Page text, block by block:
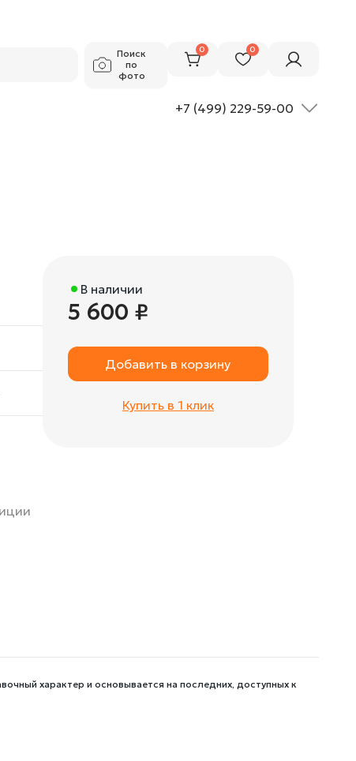
Поиск
по
фото
0 0
+7 (499) 229-59-00
В наличии
5 600 ₽
Добавить в корзину
Купить в 1 клик
характер и основывается на последних, доступных к